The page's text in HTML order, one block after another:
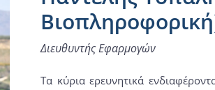
Διευθυντής Εφαρμογών
Τα κύρια ερευνητικά